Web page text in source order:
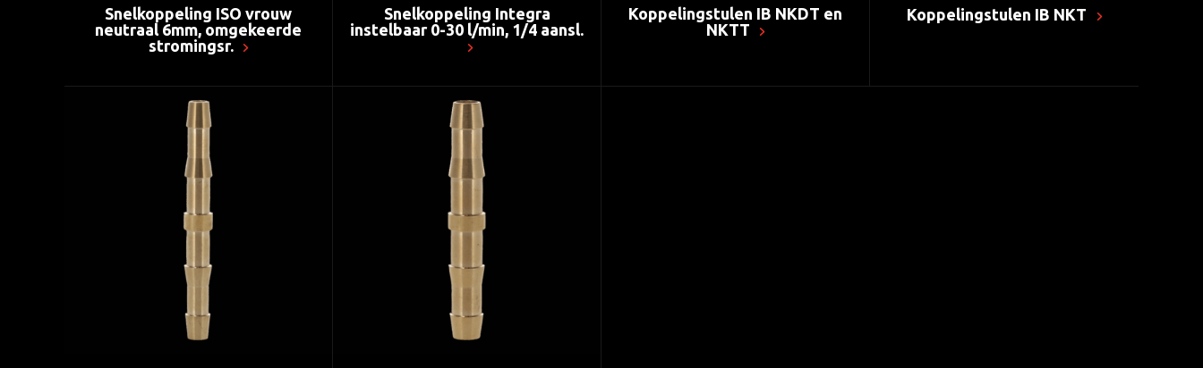
Snelkoppeling ISO vrouw
neutraal 6mm, omgekeerde
stromingsr.
Snelkoppeling Integra
instelbaar 0-30 l/min, 1/4 aansl.
Koppelingstulen IB NKDT en
NKTT
Koppelingstulen IB NKT